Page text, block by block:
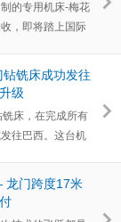
的专用机床-梅花
，‌即将踏上国际
铣床成功发往
级‌
床，在完成所有
往巴西。‌这台机
门跨度17米